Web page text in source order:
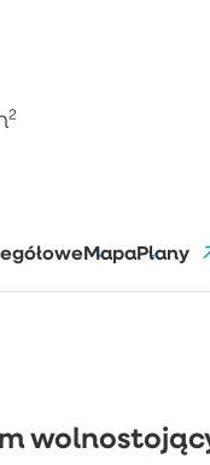
MapaPlany